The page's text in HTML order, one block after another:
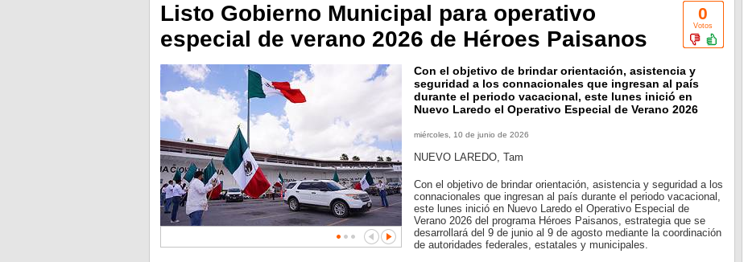
0
Votos
Listo Gobierno Municipal para operativo
especial de verano 2026 de Héroes Paisanos
Con el objetivo de brindar orientación, asistencia y
seguridad a los connacionales que ingresan al país
durante el periodo vacacional, este lunes inició en
Nuevo Laredo el Operativo Especial de Verano 2026
miércoles, 10 de junio de 2026
NUEVO LAREDO, Tam
Con el objetivo de brindar orientación, asistencia y seguridad a los
connacionales que ingresan al país durante el periodo vacacional,
este lunes inició en Nuevo Laredo el Operativo Especial de
Verano 2026 del programa Héroes Paisanos, estrategia que se
desarrollará del 9 de junio al 9 de agosto mediante la coordinación
de autoridades federales, estatales y municipales.